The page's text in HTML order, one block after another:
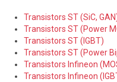
Новости
Контакты
Transistors ST (SiC,
Transistors ST (Power
Transistors ST (IGBT)
Transistors ST (Power
Transistors Infineon
Transistors Infineon